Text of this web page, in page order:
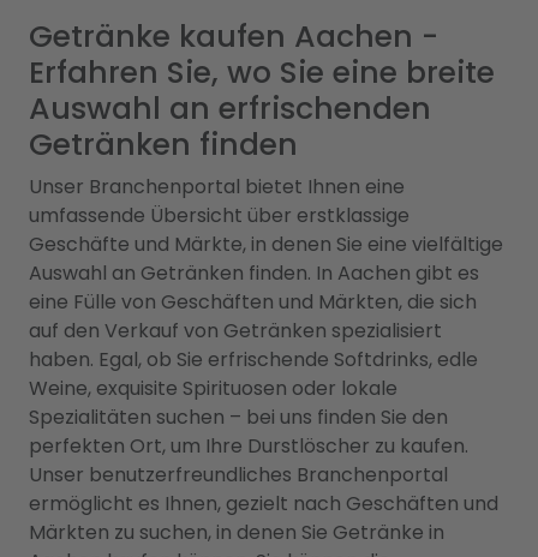
Getränke kaufen Aachen -
Erfahren Sie, wo Sie eine breite
Auswahl an erfrischenden
Getränken finden
Unser Branchenportal bietet Ihnen eine
umfassende Übersicht über erstklassige
Geschäfte und Märkte, in denen Sie eine vielfältige
Auswahl an Getränken finden. In Aachen gibt es
eine Fülle von Geschäften und Märkten, die sich
auf den Verkauf von Getränken spezialisiert
haben. Egal, ob Sie erfrischende Softdrinks, edle
Weine, exquisite Spirituosen oder lokale
Spezialitäten suchen – bei uns finden Sie den
perfekten Ort, um Ihre Durstlöscher zu kaufen.
Unser benutzerfreundliches Branchenportal
ermöglicht es Ihnen, gezielt nach Geschäften und
Märkten zu suchen, in denen Sie Getränke in